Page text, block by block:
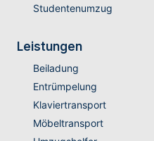
Studentenumzug
Leistungen
Beiladung
Entrümpelung
Klaviertransport
Möbeltransport